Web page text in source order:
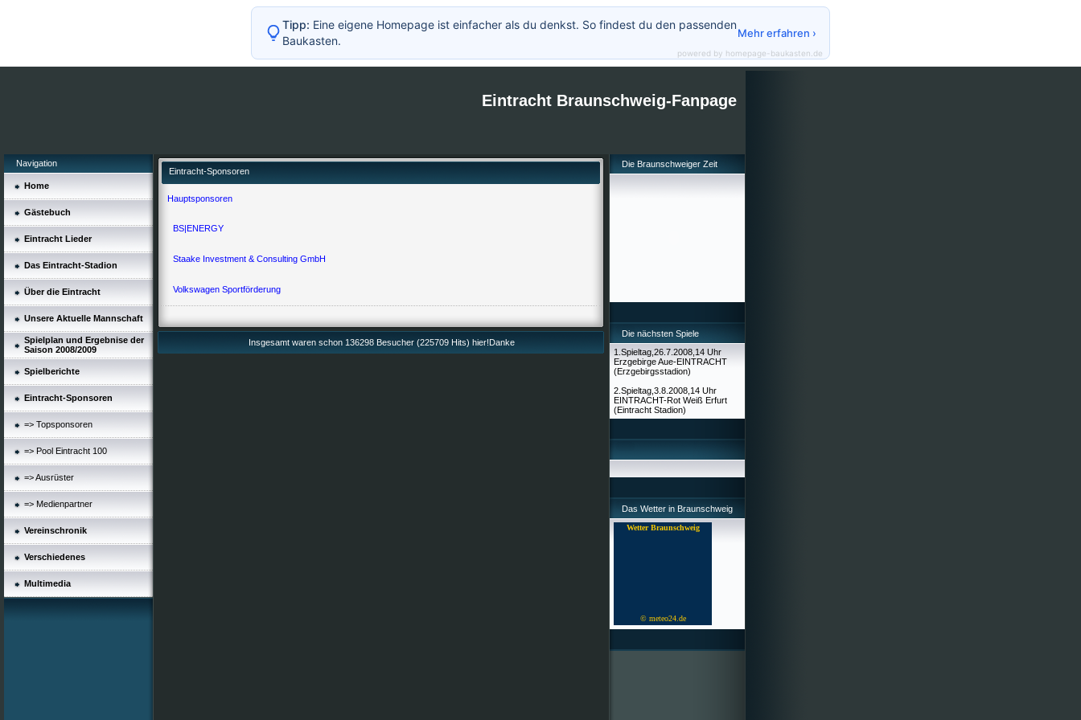
Eintracht Braunschweig-Fanpage
Navigation
Home
Gästebuch
Eintracht Lieder
Das Eintracht-Stadion
Über die Eintracht
Unsere Aktuelle Mannschaft
Spielplan und Ergebnise der
Saison 2008/2009
Spielberichte
Eintracht-Sponsoren
=> Topsponsoren
=> Pool Eintracht 100
=> Ausrüster
=> Medienpartner
Vereinschronik
Verschiedenes
Multimedia
Eintracht-Sponsoren
Hauptsponsoren
BS|ENERGY
Staake Investment & Consulting GmbH
Volkswagen Sportförderung
Insgesamt waren schon 136298 Besucher (225709 Hits) hier!Danke
Die Braunschweiger Zeit
Die nächsten Spiele
1.Spieltag,26.7.2008,14 Uhr
Erzgebirge Aue-EINTRACHT
(Erzgebirgsstadion)
2.Spieltag,3.8.2008,14 Uhr
EINTRACHT-Rot Weiß Erfurt
(Eintracht Stadion)
Das Wetter in Braunschweig
Wetter Braunschweig
© meteo24.de
Tipp: Eine eigene Homepage ist einfacher als du denkst. So findest du den passenden
Baukasten.
Mehr erfahren ›
powered by homepage-baukasten.de